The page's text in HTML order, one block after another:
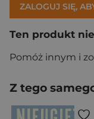
ZALOGUJ SIĘ,
Ten produkt
Pomóż innym i
Z tego